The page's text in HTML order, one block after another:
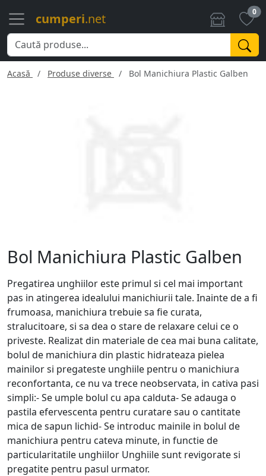
cumperi.net 0
Acasă Produse diverse Bol Manichiura Plastic Galben
Bol Manichiura Plastic Galben
Pregatirea unghiilor este primul si cel mai important
pas in atingerea idealului manichiurii tale. Inainte de a fi
frumoasa, manichiura trebuie sa fie curata,
stralucitoare, si sa dea o stare de relaxare celui ce o
priveste. Realizat din materiale de cea mai buna calitate,
bolul de manichiura din plastic hidrateaza pielea
mainilor si pregateste unghiile pentru o manichiura
reconfortanta, ce nu va trece neobservata, in cativa pasi
simpli:- Se umple bolul cu apa calduta- Se adauga o
pastila efervescenta pentru curatare sau o cantitate
mica de sapun lichid- Se introduc mainile in bolul de
manichiura pentru cateva minute, in functie de
particularitatile unghiilor Unghiile sunt revigorate si
pregatite pentru pasul urmator.